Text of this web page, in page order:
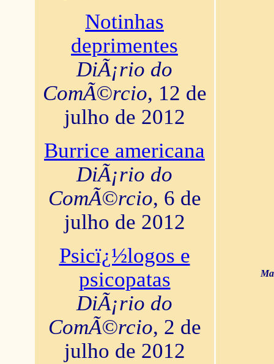
Notinhas
deprimentes
DiÃ¡rio do
ComÃ©rcio, 12 de
julho de 2012
Burrice americana
DiÃ¡rio do
ComÃ©rcio, 6 de
julho de 2012
Psicï¿½logos e
psicopatas
DiÃ¡rio do
ComÃ©rcio, 2 de
julho de 2012